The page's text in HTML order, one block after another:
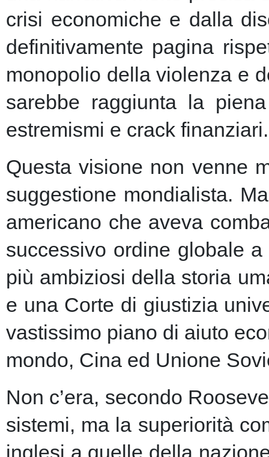
crisi economiche e dalla
definitivamente pagina
monopolio della violenza e
sarebbe raggiunta la
estremismi e crack finanziari.
Questa visione non venne
suggestione mondialista.
americano che aveva
successivo ordine globale
più ambiziosi della storia
e una Corte di giustizia
vastissimo piano di aiuto
mondo, Cina ed Unione
Non c’era, secondo
sistemi, ma la superiorità
inglesi a quelle della